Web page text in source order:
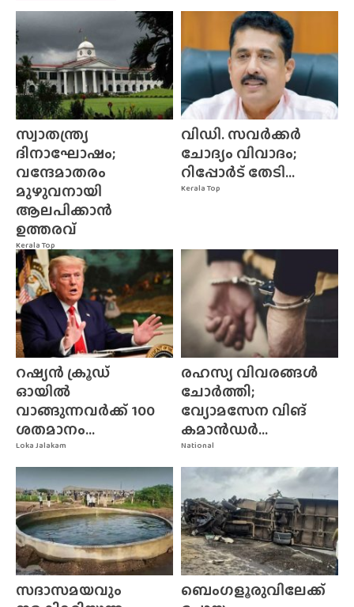
Kerala Top
സ്വാതന്ത്ര്യ
ദിനാഘോഷം;
വന്ദേമാതരം
മുഴുവനായി
ആലപിക്കാൻ
ഉത്തരവ്
Kerala Top
വിഡി. സവർക്കർ
ചോദ്യം വിവാദം;
റിപ്പോർട് തേടി...
Loka Jalakam
റഷ്യൻ ക്രൂഡ്
ഓയിൽ
വാങ്ങുന്നവർക്ക് 100
ശതമാനം...
National
രഹസ്യ വിവരങ്ങൾ
ചോർത്തി;
വ്യോമസേന വിങ്‌
കമാൻഡർ...
സദാസമയവും
ബെംഗളൂരുവിലേക്ക്